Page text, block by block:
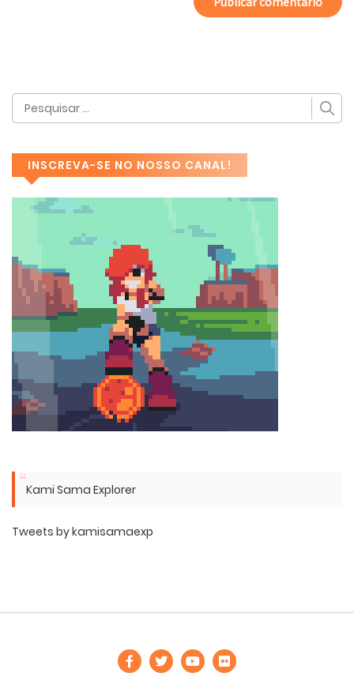
INSCREVA-SE NO NOSSO CANAL!
Kami Sama Explorer
Tweets by kamisamaexp